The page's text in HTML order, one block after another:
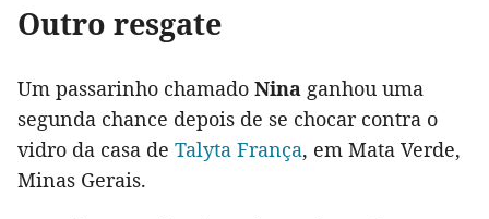
Outro resgate
Um passarinho chamado Nina ganhou uma
segunda chance depois de se chocar contra o
vidro da casa de Talyta França, em Mata Verde,
Minas Gerais.